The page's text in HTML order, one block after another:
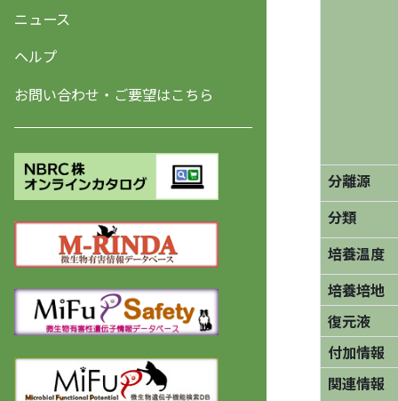
ニュース
ヘルプ
お問い合わせ・ご要望はこちら
分離源
分類
培養温度
培養培地
復元液
付加情報
関連情報